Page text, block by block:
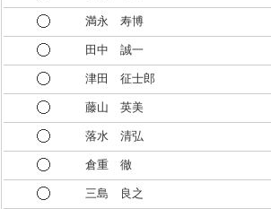
満永 寿博
田中 誠一
津田 征士郎
藤山 英美
落水 清弘
倉重 徹
三島 良之